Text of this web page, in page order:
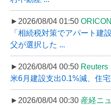
►2026/08/04 01:50
「相続税対策でアパート
父が選択した ...
►2026/08/04 00:50 Reuters
米6月建設支出0.1%減、住
►2026/08/04 00:30 産経ニ